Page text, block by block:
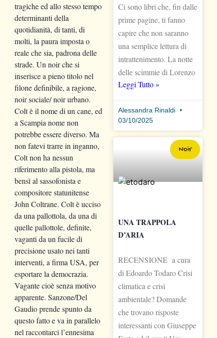
tragiche ed allo stesso tempo
determinanti della
quotidianità, di tanti, di
molti, la paura imposta o
reale che sia, padrona delle
strade. Un noir che si
inserisce a pieno titolo nel
filone definibile, a ragione,
noir sociale/ noir urbano.
Colt è il nome di un cane, ed
a Scampia nome non
potrebbe essere diverso. Ma
non fatevi trarre in inganno,
Colt non ha nessun
riferimento alla pistola, ma
bensì al sassofonista e
compositore statunitense
John Coltrane. Colt è ucciso
da una pallottola, da una di
quelle pallottole, definite,
vaganti da un fucile di
precisione usato nei tanti
interventi, a firma USA, per
esportare la democrazia.
Vagante cioè senza motivo
apparente. Sanzone/Del
Gaudio prende spunto da
questo fatto e va in parallelo
nel raccontarci l’ennesima
Ci sono libri che, fin dalle
prime pagine, ti fanno
capire che non saranno
una semplice lettura di
intrattenimento. La notte
delle scimmie di Lorenzo
Leggi Tutto »
Alessandra Rinaldi
03/10/2025
Noir
UNA TRAPPOLA
D’ARIA
RECENSIONE a cura
di Edoardo Todaro Crisi
climatica e crisi
ambientale? Domande
che trovano risposte
interessanti con Giuseppe